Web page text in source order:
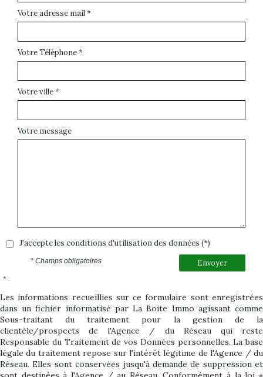
Votre adresse mail *
Votre Téléphone *
Votre ville *
Votre message
J'accepte les conditions d'utilisation des données (*)
Envoyer
* Champs obligatoires
* :
Les informations recueillies sur ce formulaire sont enregistrées
dans un fichier informatisé par La Boite Immo agissant comme
Sous-traitant du traitement pour la gestion de la
clientèle/prospects de l'Agence / du Réseau qui reste
Responsable du Traitement de vos Données personnelles. La base
légale du traitement repose sur l'intérêt légitime de l'Agence / du
Réseau. Elles sont conservées jusqu'à demande de suppression et